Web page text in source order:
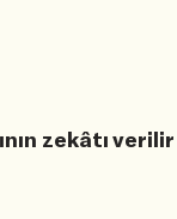
zekâtı verilir